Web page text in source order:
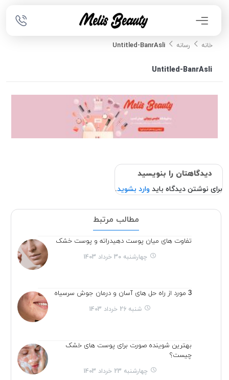
خانه رسانه Untitled-BanrAsli
Untitled-BanrAsli
دیدگاهتان را بنویسید
برای نوشتن دیدگاه باید وارد بشوید.
مطالب مرتبط
تفاوت های میان پوست دهیدراته و پوست خشک
چهارشنبه 30 خرداد 1403
3 مورد از راه حل های آسان و درمان جوش سرسیاه
شنبه 26 خرداد 1403
بهترین شوینده صورت برای پوست های خشک
چیست؟
چهارشنبه 23 خرداد 1403